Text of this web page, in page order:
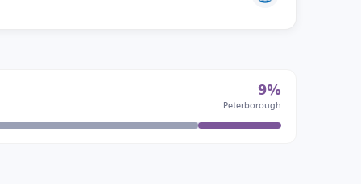
9%
Peterborough